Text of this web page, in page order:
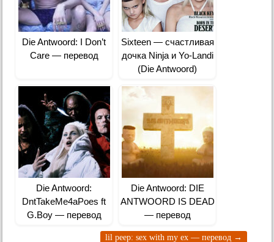
Die Antwoord: I Don’t
Care — перевод
Sixteen — счастливая
дочка Ninja и Yo-Landi
(Die Antwoord)
Die Antwoord:
DntTakeMe4aPoes ft
G.Boy — перевод
Die Antwoord: DIE
ANTWOORD IS DEAD
— перевод
lil peep: sex with my ex — перевод →